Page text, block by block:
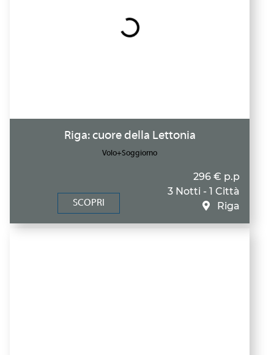
Riga: cuore della Lettonia
Volo+Soggiorno
SCOPRI
296 € p.p
3 Notti - 1 Città
Riga